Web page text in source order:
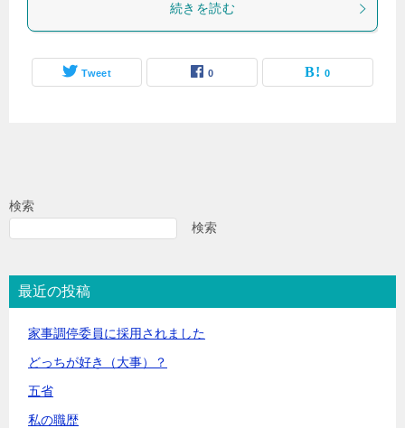
続きを読む
Tweet 0 0
検索
検索
最近の投稿
家事調停委員に採用されました
どっちが好き（大事）？
五省
私の職歴